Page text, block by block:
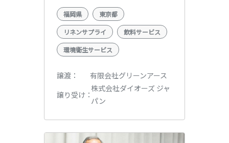
福岡県 東京都
リネンサプライ 飲料サービス
環境衛生サービス
譲渡
有限会社グリーンアース
譲り受け
株式会社ダイオーズ ジャ
パン